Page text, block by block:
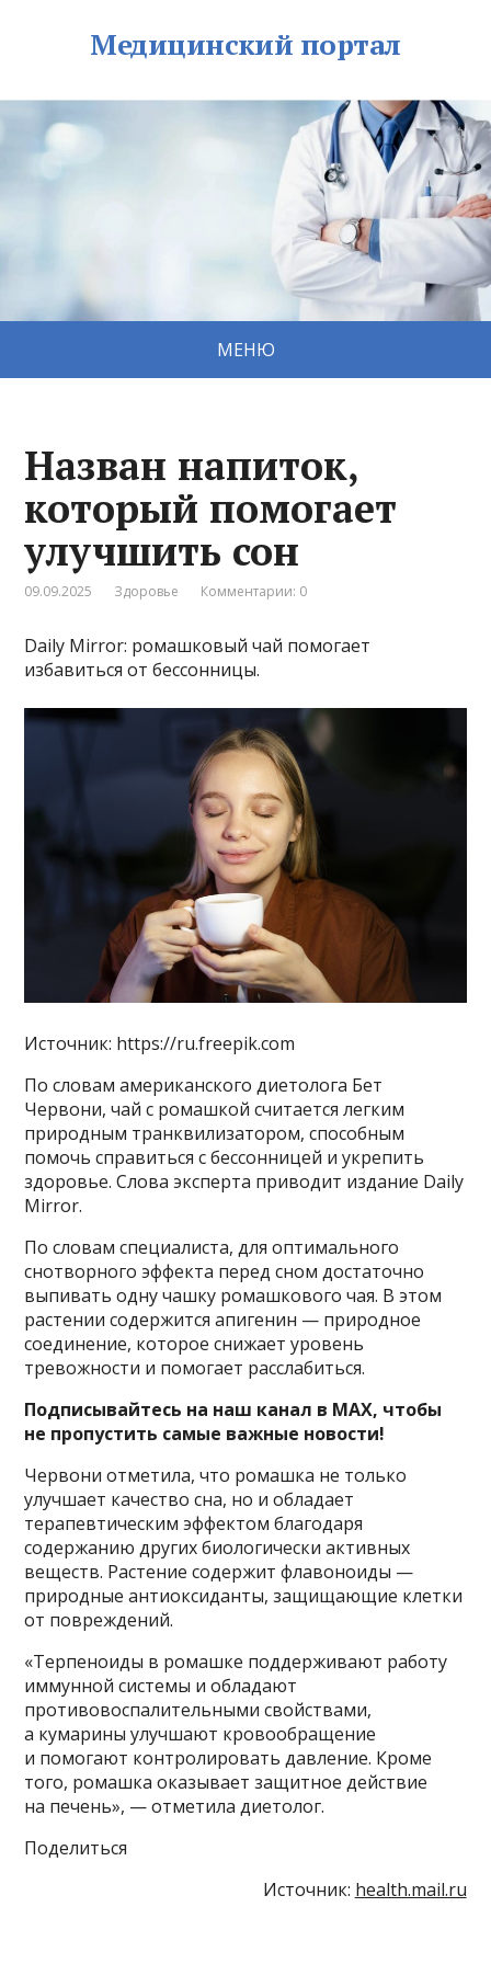
Медицинский портал
МЕНЮ
Назван напиток,
который помогает
улучшить сон
09.09.2025 Здоровье Комментарии: 0
Daily Mirror: ромашковый чай помогает
избавиться от бессонницы.
Источник: https://ru.freepik.com
По словам американского диетолога Бет
Червони, чай с ромашкой считается легким
природным транквилизатором, способным
помочь справиться с бессонницей и укрепить
здоровье. Слова эксперта приводит издание Daily
Mirror.
По словам специалиста, для оптимального
снотворного эффекта перед сном достаточно
выпивать одну чашку ромашкового чая. В этом
растении содержится апигенин — природное
соединение, которое снижает уровень
тревожности и помогает расслабиться.
Подписывайтесь на наш канал в MAX, чтобы
не пропустить самые важные новости!
Червони отметила, что ромашка не только
улучшает качество сна, но и обладает
терапевтическим эффектом благодаря
содержанию других биологически активных
веществ. Растение содержит флавоноиды —
природные антиоксиданты, защищающие клетки
от повреждений.
«Терпеноиды в ромашке поддерживают работу
иммунной системы и обладают
противовоспалительными свойствами,
а кумарины улучшают кровообращение
и помогают контролировать давление. Кроме
того, ромашка оказывает защитное действие
на печень», — отметила диетолог.
Поделиться
Источник: health.mail.ru